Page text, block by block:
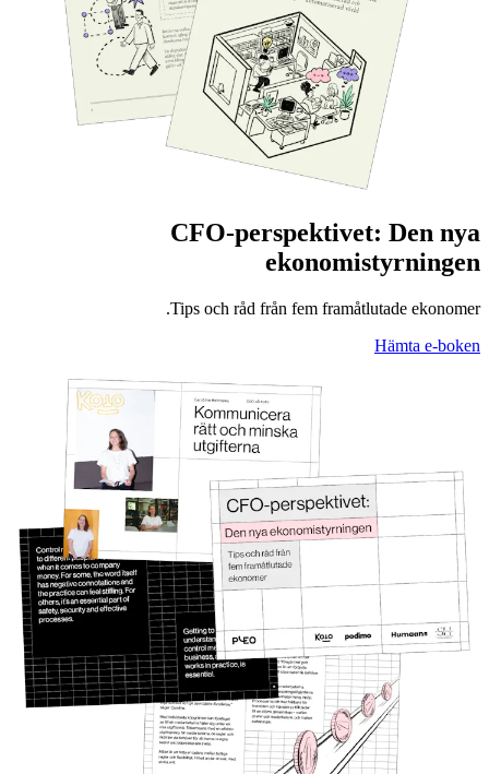
CFO-perspektivet: Den nya
ekonomistyrningen
Tips och råd från fem framåtlutade ekonomer.
Hämta e-boken